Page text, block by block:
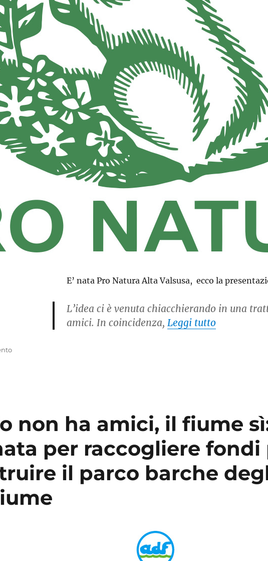
E’ nata Pro Natura Alta Valsusa, ecco la
L’idea ci è venuta chiacchierando in una
amici. In coincidenza,Leggi tutto“E’ nata
non ha amici, il fiume
per raccogliere fondi
il parco barche